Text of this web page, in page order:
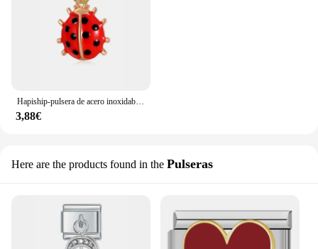
Hapiship-pulsera de acero inoxidable con diseño de margaritas y mariquitas, accesorio de acero inoxidable con diseño de margaritas, ojos, ratones, arcoíris, 9mm, DJ606, novedad de 2023
3,88€
Here are the products found in the Pulseras